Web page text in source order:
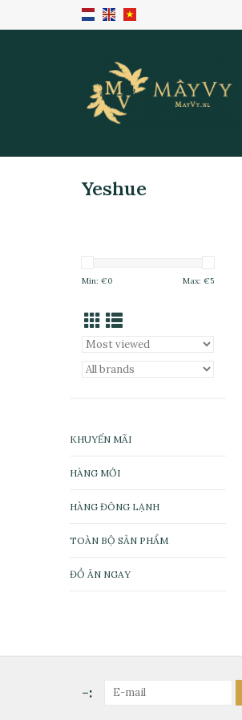
Yeshue
Min: €0 Max: €5
KHUYẾN MÃI
HÀNG MỚI
HÀNG ĐÔNG LẠNH
TOÀN BỘ SẢN PHẨM
ĐỒ ĂN NGAY
-: